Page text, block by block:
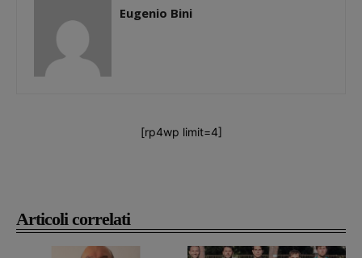
Articoli correlati
Eugenio Bini
[rp4wp limit=4]